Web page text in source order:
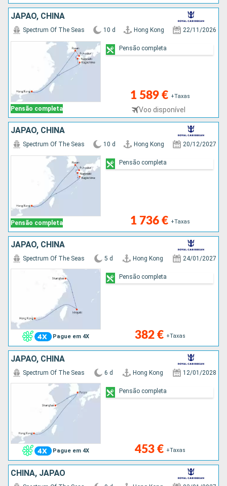
JAPÃO, CHINA
Pensão completa
Spectrum Of The Seas 10 d Hong Kong 22/11/2026
1 589 € +Taxas
Voo disponível
Pensão completa
JAPÃO, CHINA
Pensão completa
Spectrum Of The Seas 10 d Hong Kong 20/12/2027
1 736 € +Taxas
Pensão completa
JAPÃO, CHINA
Pague em 4X
Spectrum Of The Seas 5 d Hong Kong 24/01/2027
382 € +Taxas
Pensão completa
JAPÃO, CHINA
Pague em 4X
Spectrum Of The Seas 6 d Hong Kong 12/01/2028
453 € +Taxas
Pensão completa
CHINA, JAPÃO